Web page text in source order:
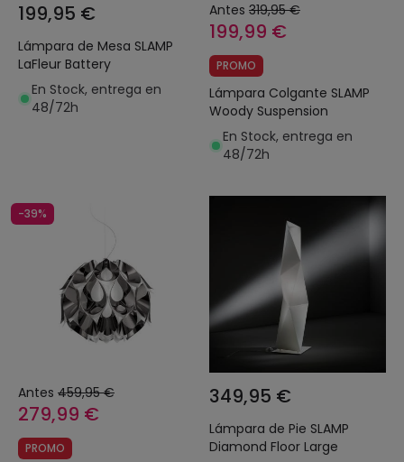
199,95 €
Lámpara de Mesa SLAMP
LaFleur Battery
En Stock, entrega en
48/72h
Antes 319,95 €
199,99 €
PROMO
Lámpara Colgante SLAMP
Woody Suspension
En Stock, entrega en
48/72h
-39%
Antes 459,95 €
279,99 €
PROMO
349,95 €
Lámpara de Pie SLAMP
Diamond Floor Large